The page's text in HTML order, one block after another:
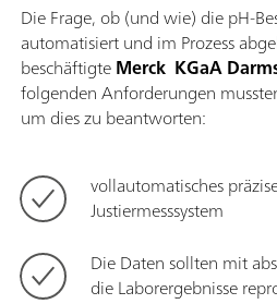
Die Frage, ob (und wie) die pH-
automatisiert und im Prozess
beschäftigteMerck KGaA
folgenden Anforderungen
um dies zu beantworten:
vollautomatisches
Justiermesssystem
Die Daten sollten mit
die Laborergebnisse